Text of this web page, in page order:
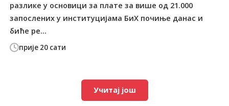
прије 20 сати
разлике у основици за плате за више од 21.000
запослених у институцијама БиХ почиње данас и
биће ре...
Учитај још